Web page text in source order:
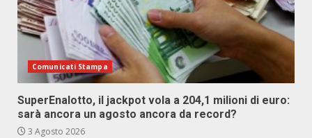
Comunicati Stampa
SuperEnalotto, il jackpot vola a 204,1 milioni di euro:
sarà ancora un agosto ancora da record?
3 Agosto 2026